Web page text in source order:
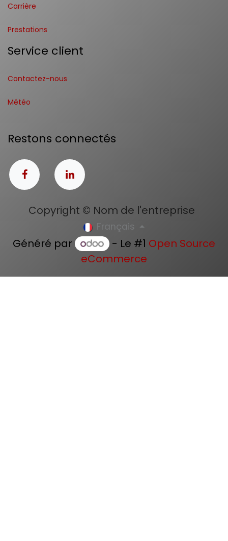
Carrière
Prestations
Service client
Contactez-nous
Météo
Restons connectés
Copyright © Nom de l'entreprise
Français
Généré par - Le #1 Open Source
eCommerce